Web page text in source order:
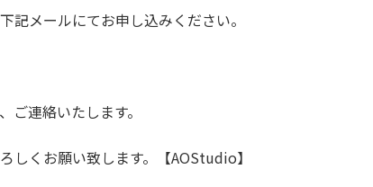
記メールにてお申し込みください。
ご連絡いたします。
しくお願い致します。【AOStudio】